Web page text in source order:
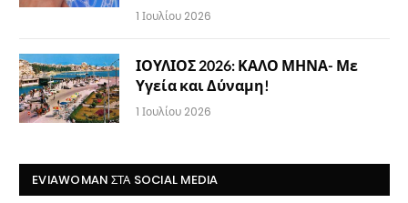
1 Ιουλίου 2026
ΙΟΥΛΙΟΣ 2026: ΚΑΛΟ ΜΗΝΑ- Με
Υγεία και Δύναμη!
1 Ιουλίου 2026
EVIAWOMAN ΣΤΑ SOCIAL MEDIA